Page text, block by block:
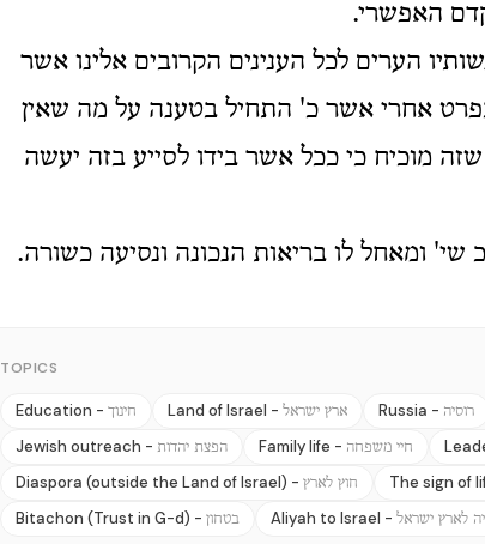
האפשרי.
הערים לכל הענינים הקרובים אלינו אשר
אחרי אשר כ' התחיל בטענה על מה שאין
מוכיח כי ככל אשר בידו לסייע בזה יעשה
ומאחל לו בריאות הנכונה ונסיעה כשורה.
TOPICS
Education - חינוך Land of Israel - ארץ ישראל Russia - רוסיה
Jewish outreach - הפצת יהדות Family life - חיי משפחה
Diaspora (outside the Land of Israel) - חוץ לארץ The sign of
Bitachon (Trust in G-d) - בטחון Aliyah to Israel - לארץ ישראל